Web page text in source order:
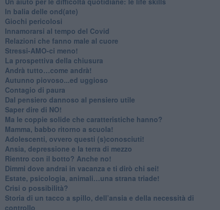
​In balia delle ond(ate)
Giochi pericolosi
Innamorarsi al tempo del Covid
​Relazioni che fanno male al cuore
​Stressi-AMO-ci meno!
​La prospettiva della chiusura
​Andrà tutto…come andrà!
Autunno piovoso...ed uggioso
​Contagio di paura
​Dal pensiero dannoso al pensiero utile
​Saper dire di NO!
​Ma le coppie solide che caratteristiche hanno?
​Mamma, babbo ritorno a scuola!
Adolescenti, ovvero questi (s)conosciuti!
Ansia, depressione e la terra di mezzo
​Rientro con il botto? Anche no!
Dimmi dove andrai in vacanza e ti dirò chi sei!
​Estate, psicologia, animali…una strana triade!
​Crisi o possibilità?
​Storia di un tacco a spillo, dell’ansia e della necessità di
controllo